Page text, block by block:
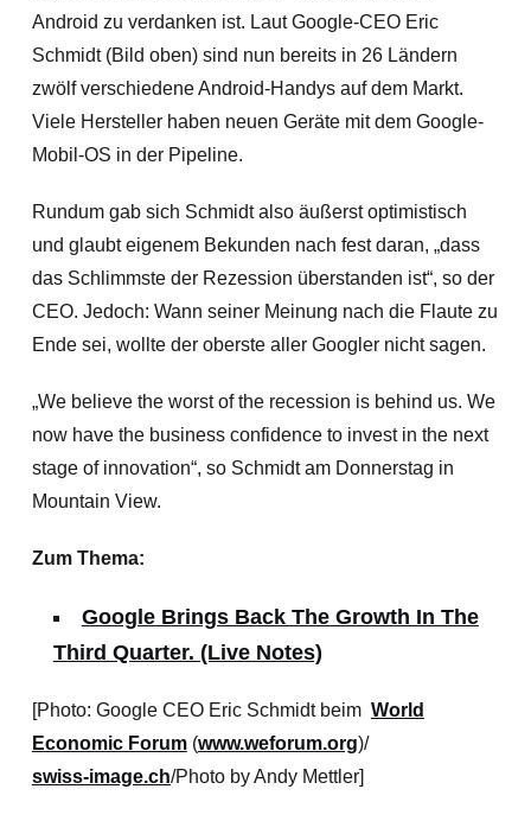
Android zu verdanken ist. Laut Google-CEO Eric
Schmidt (Bild oben) sind nun bereits in 26 Ländern
zwölf verschiedene Android-Handys auf dem Markt.
Viele Hersteller haben neuen Geräte mit dem Google-
Mobil-OS in der Pipeline.
Rundum gab sich Schmidt also äußerst optimistisch
und glaubt eigenem Bekunden nach fest daran, „dass
das Schlimmste der Rezession überstanden ist“, so der
CEO. Jedoch: Wann seiner Meinung nach die Flaute zu
Ende sei, wollte der oberste aller Googler nicht sagen.
„We believe the worst of the recession is behind us. We
now have the business confidence to invest in the next
stage of innovation“, so Schmidt am Donnerstag in
Mountain View.
Zum Thema:
Google Brings Back The Growth In The
Third Quarter. (Live Notes)
[Photo: Google CEO Eric Schmidt beim World
Economic Forum(www.weforum.org)/
swiss-image.ch/Photo by Andy Mettler]